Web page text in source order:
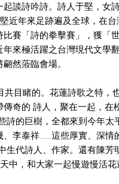
談詩吟詩。詩人于堅，
近年來足跡遍及全球，在
賽「詩的拳擊賽」，獲「
來極活躍之台灣現代文
然蒞臨會場。
睹的。花蓮詩歌之特，
奇的 詩人，聚在一起，
的巨樹，全都來到今年
李泰祥……這些厚實、深
生代詩人、作家。還有陳
中，和大家一起慢遊慢活